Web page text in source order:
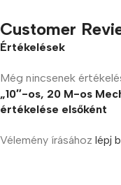
Customer
Értékelések
Még nincsenek
„10″-os, 20 M-os
értékelése elsőként
Vélemény írásához lépj